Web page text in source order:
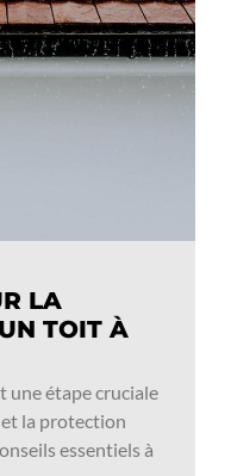
LA
TOIT À
une étape cruciale
la protection
essentiels à